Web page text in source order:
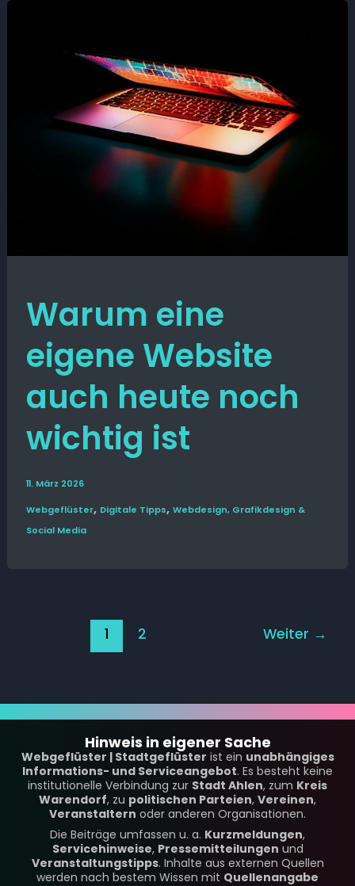
Warum eine
eigene Website
auch heute noch
wichtig ist
11. März 2026
Web­­geflüster, Digitale Tipps, Webdesign, Grafikdesign &
Social Media
1 2 Weiter →
Hinweis in eigener Sache
Webgeflüster | Stadtgeflüster ist ein unabhängiges
Informations- und Serviceangebot. Es besteht keine
institutionelle Verbindung zur Stadt Ahlen, zum Kreis
Warendorf, zu politischen Parteien, Vereinen,
Veranstaltern oder anderen Organisationen.
Die Beiträge umfassen u. a. Kurzmeldungen,
Servicehinweise, Pressemitteilungen und
Veranstaltungstipps. Inhalte aus externen Quellen
werden nach bestem Wissen mit Quellenangabe